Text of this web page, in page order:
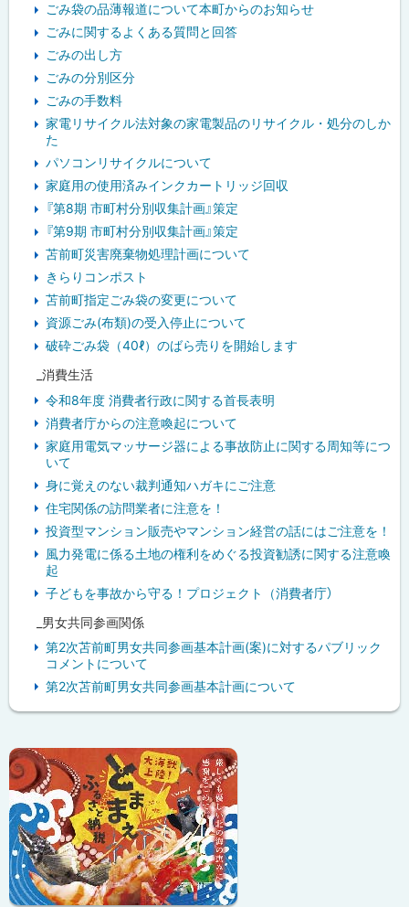
ごみ袋の品薄報道について本町からのお知らせ
ごみに関するよくある質問と回答
ごみの出し方
ごみの分別区分
ごみの手数料
家電リサイクル法対象の家電製品のリサイクル・処分のしか
た
パソコンリサイクルについて
家庭用の使用済みインクカートリッジ回収
『第8期 市町村分別収集計画』策定
『第9期 市町村分別収集計画』策定
苫前町災害廃棄物処理計画について
きらりコンポスト
苫前町指定ごみ袋の変更について
資源ごみ(布類)の受入停止について
破砕ごみ袋（40ℓ）のばら売りを開始します
_消費生活
令和8年度 消費者行政に関する首長表明
消費者庁からの注意喚起について
家庭用電気マッサージ器による事故防止に関する周知等につ
いて
身に覚えのない裁判通知ハガキにご注意
住宅関係の訪問業者に注意を！
投資型マンション販売やマンション経営の話にはご注意を！
風力発電に係る土地の権利をめぐる投資勧誘に関する注意喚
起
子どもを事故から守る！プロジェクト（消費者庁）
_男女共同参画関係
第2次苫前町男女共同参画基本計画(案)に対するパブリック
コメントについて
第2次苫前町男女共同参画基本計画について
ッ
ク
ア
ッ
プ